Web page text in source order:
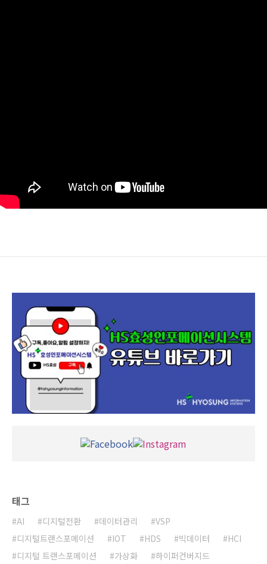
태그
AI 디지털전환 데이터관리
VSP
디지털트랜스포메이션
IOT HDS 빅데이터
HCI
디지털 트랜스포메이션
가상화 하이퍼컨버지드